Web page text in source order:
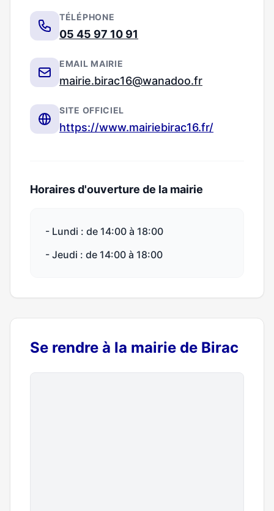
TÉLÉPHONE
05 45 97 10 91
EMAIL MAIRIE
mairie.birac16@wanadoo.fr
SITE OFFICIEL
https://www.mairiebirac16.fr/
Horaires d'ouverture de la mairie
- Lundi : de 14:00 à 18:00
- Jeudi : de 14:00 à 18:00
Se rendre à la mairie de Birac